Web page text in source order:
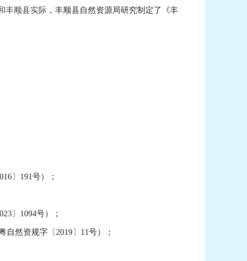
丰顺县实际 ，丰顺县自然资源局研究制定了《丰
〕191号）；
〕1094号）；
然资规字〔2019〕11号）；